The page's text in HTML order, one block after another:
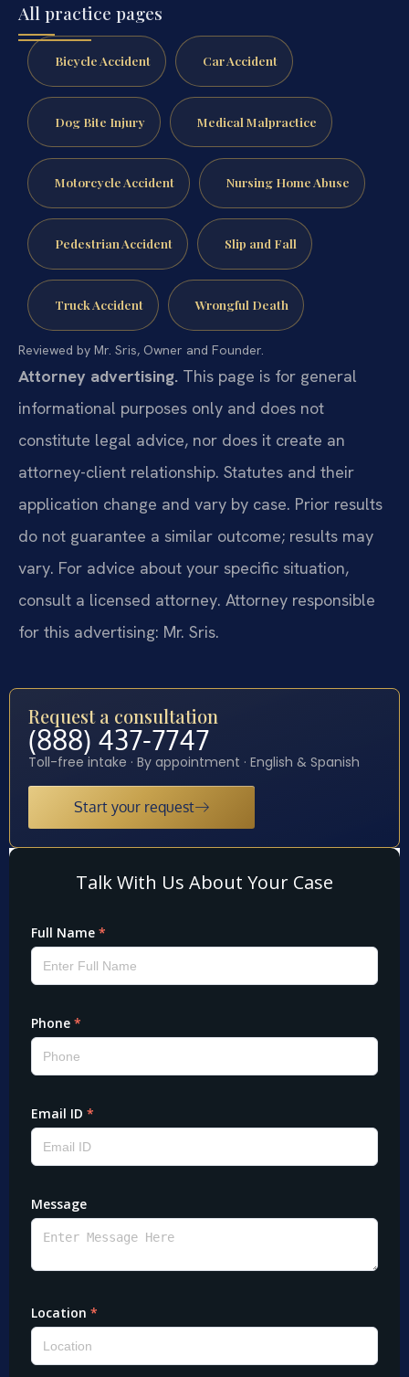
All practice pages
Bicycle Accident Car Accident
Dog Bite Injury Medical Malpractice
Motorcycle Accident Nursing Home Abuse
Pedestrian Accident Slip and Fall
Truck Accident Wrongful Death
Reviewed by Mr. Sris, Owner and Founder.
Attorney advertising. This page is for general
informational purposes only and does not
constitute legal advice, nor does it create an
attorney-client relationship. Statutes and their
application change and vary by case. Prior results
do not guarantee a similar outcome; results may
vary. For advice about your specific situation,
consult a licensed attorney. Attorney responsible
for this advertising: Mr. Sris.
Request a consultation
(888) 437-7747
Toll-free intake · By appointment · English & Spanish
Start your request